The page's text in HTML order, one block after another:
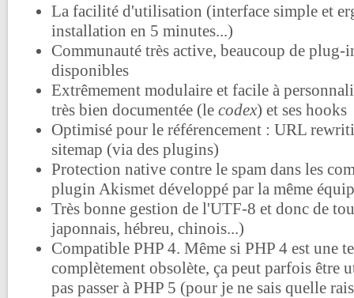
La facilité d'utilisation (interface simple et
installation en 5 minutes...)
Communauté très active, beaucoup de plug-
disponibles
Extrêmement modulaire et facile à
très bien documentée (le codex) et ses hooks
Optimisé pour le référencement : URL
sitemap (via des plugins)
Protection native contre le spam dans les
plugin Akismet développé par la même
Très bonne gestion de l'UTF-8 et donc de
japonnais, hébreu, chinois...)
Compatible PHP 4. Même si PHP 4 est une
complètement obsolète, ça peut parfois être
pas passer à PHP 5 (pour je ne sais quelle